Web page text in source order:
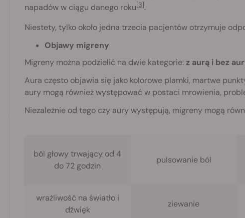
napadów w ciągu danego roku[3].
Niestety, tylko około jedna trzecia pacjentów otrzymuje
Objawy migreny
Migreny można podzielić na dwie kategorie:z aurą i bez
Aura często objawia się jako kolorowe plamki, martwe
aury mogą również występować w postaci mrowienia,
Niezależnie od tego czy aury występują, migreny mogą
ból głowy trwający od 4
do 72 godzin
pulsowanie ból
wrażliwość na światło i
dźwięk
ziewanie